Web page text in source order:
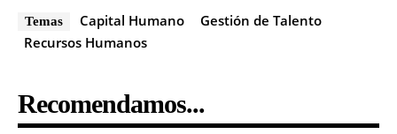
Temas Capital Humano
Gestión de Talento
Recursos Humanos
Recomendamos...